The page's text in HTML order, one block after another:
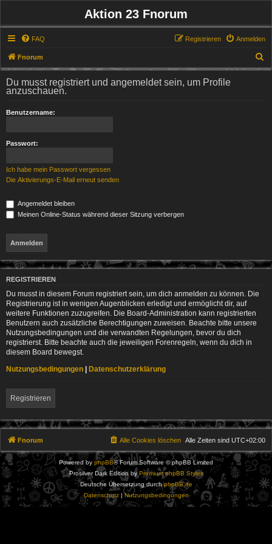
Aktion 23 Fnorum
FAQ Anmelden
Registrieren
Fnorum
u
Du musst registriert und angemeldet sein, um Profile
anzuschauen.
Benutzername:
Passwort:
Ich habe mein Passwort vergessen
Die Aktivierungs-E-Mail erneut senden
Angemeldet bleiben
Meinen Online-Status während dieser Sitzung verbergen
REGISTRIEREN
Du musst in diesem Forum registriert sein, um dich anmelden zu können. Die
Registrierung ist in wenigen Augenblicken erledigt und ermöglicht dir, auf
weitere Funktionen zuzugreifen. Die Board-Administration kann registrierten
Benutzern auch zusätzliche Berechtigungen zuweisen. Beachte bitte unsere
Nutzungsbedingungen und die verwandten Regelungen, bevor du dich
registrierst. Bitte beachte auch die jeweiligen Forenregeln, wenn du dich in
diesem Board bewegst.
Nutzungsbedingungen | Datenschutzerklärung
Registrieren
Fnorum Alle Zeiten sind UTC+02:00
Alle Cookies löschen
Powered by phpBB® Forum Software © phpBB Limited
Prosilver Dark Edition byPremium phpBB Styles
Deutsche Übersetzung durchphpBB.de
Datenschutz|Nutzungsbedingungen